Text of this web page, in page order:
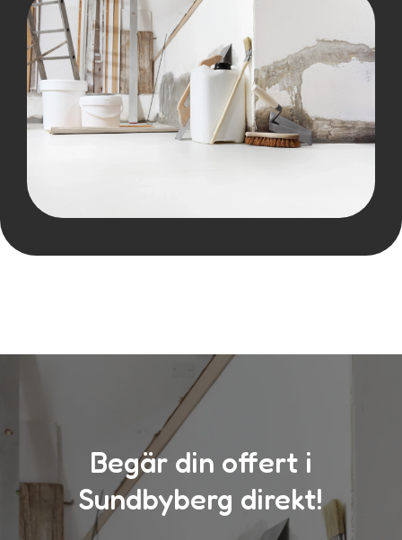
Begär din offert i
Sundbyberg direkt!